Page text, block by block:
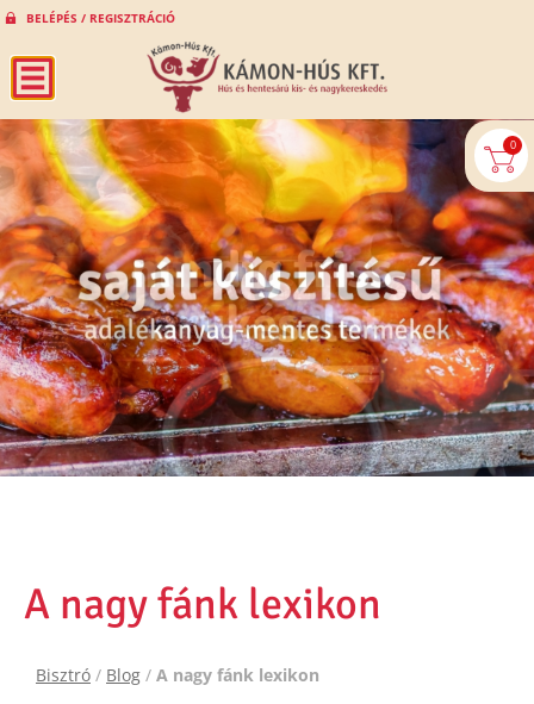
BELÉPÉS / REGISZTRÁCIÓ
0
A nagy fánk lexikon
Bisztró / Blog / A nagy fánk lexikon